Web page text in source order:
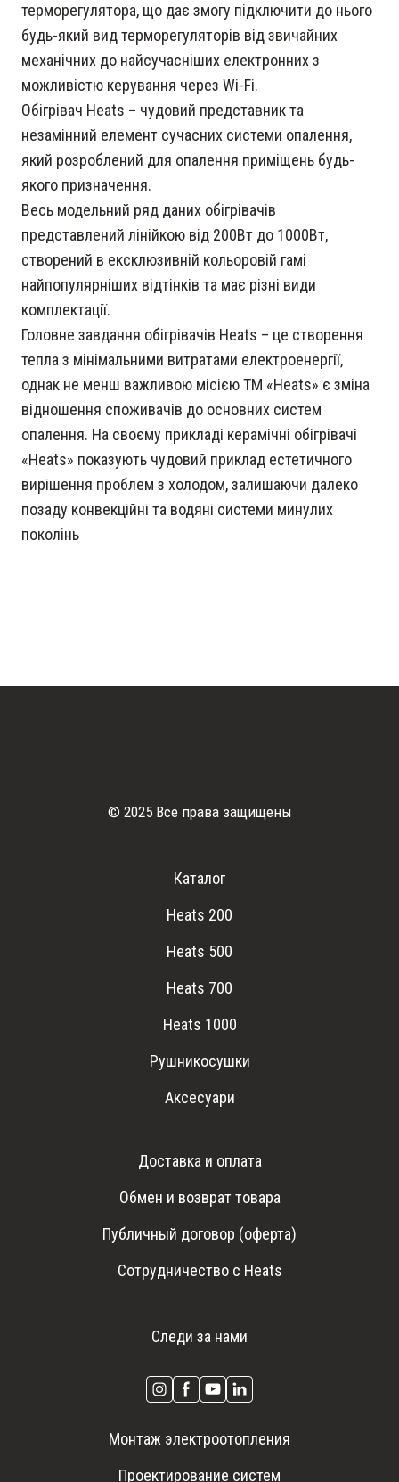
терморегулятора, що дає змогу підключити до нього
будь-який вид терморегуляторів від звичайних
механічних до найсучасніших електронних з
можливістю керування через Wi-Fi.
Обігрівач Heats – чудовий представник та
незамінний елемент сучасних системи опалення,
який розроблений для опалення приміщень будь-
якого призначення.
Весь модельний ряд даних обігрівачів
представлений лінійкою від 200Вт до 1000Вт,
створений в ексклюзивній кольоровій гамі
найпопулярніших відтінків та має різні види
комплектації.
Головне завдання обігрівачів Heats – це створення
тепла з мінімальними витратами електроенергії,
однак не менш важливою місією ТМ «Heats» є зміна
відношення споживачів до основних систем
опалення. На своєму прикладі керамічні обігрівачі
«Heats» показують чудовий приклад естетичного
вирішення проблем з холодом, залишаючи далеко
позаду конвекційні та водяні системи минулих
поколінь
© 2025 Все права защищены
Каталог
Heats 200
Heats 500
Heats 700
Heats 1000
Рушникосушки
Аксесуари
Доставка и оплата
Обмен и возврат товара
Публичный договор (оферта)
Сотрудничество с Heats
Следи за нами
Монтаж электроотопления
Проектирование систем